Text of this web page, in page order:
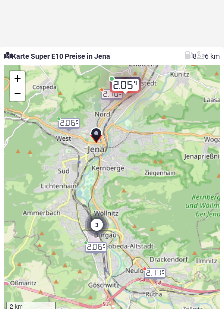
Karte Super E10 Preise in Jena 8 6 km
2.059
2.109
2.069
2.119
2.069
3
+
−
2 km